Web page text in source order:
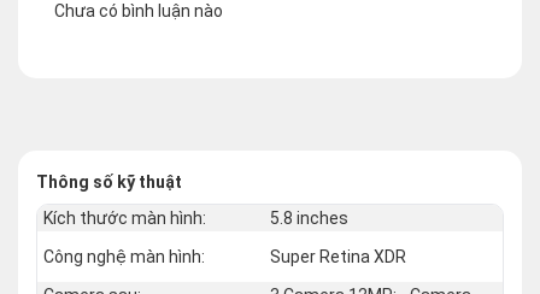
Chưa có bình luận nào
Thông số kỹ thuật
Kích thước màn hình:
5.8 inches
Công nghệ màn hình:
Super Retina XDR